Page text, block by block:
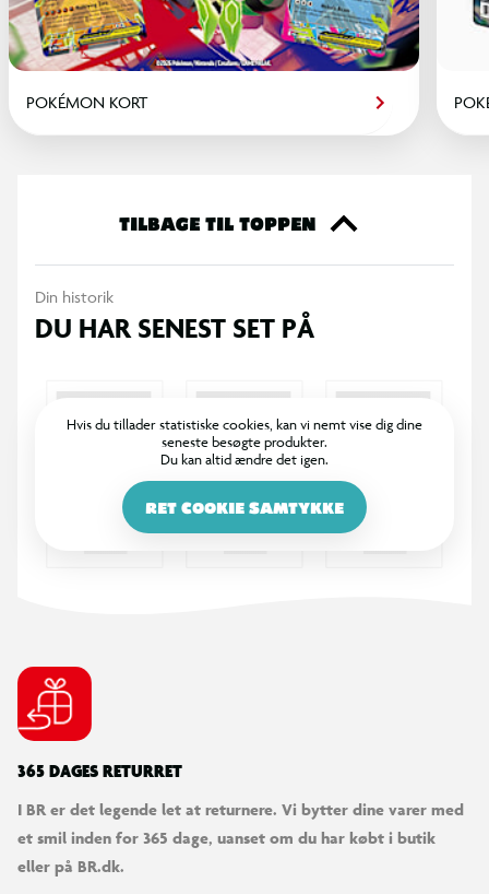
POKÉMON KORT
TILBAGE TIL TOPPEN
Din historik
DU HAR SENEST SET PÅ
Hvis du tillader statistiske cookies, kan vi nemt vise dig dine
seneste besøgte produkter.
Du kan altid ændre det igen.
RET COOKIE SAMTYKKE
365 DAGES RETURRET
I BR er det legende let at returnere. Vi bytter dine varer med
et smil inden for 365 dage, uanset om du har købt i butik
eller på BR.dk.